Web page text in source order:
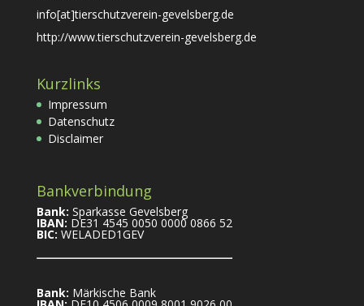
info[at]tierschutzverein-gevelsberg.de
http://www.tierschutzverein-gevelsberg.de
Kurzlinks
Impressum
Datenschutz
Disclaimer
Bankverbindung
Bank: Sparkasse Gevelsberg
IBAN: DE31 4545 0050 0000 0866 52
BIC: WELADED1GEV
Bank: Märkische Bank